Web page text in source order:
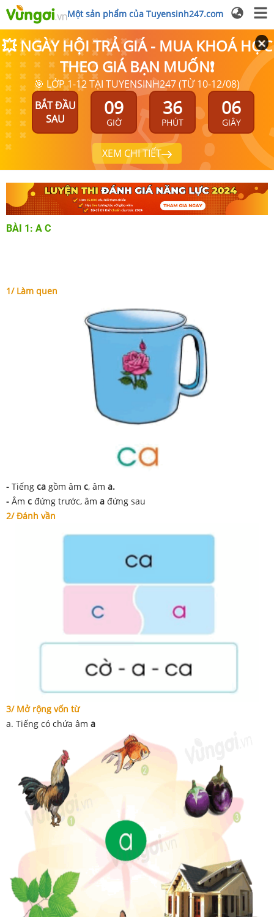
Một sản phẩm của Tuyensinh247.com
💥 NGÀY HỘI TRẢ GIÁ - MUA KHOÁ HỌC
THEO GIÁ BẠN MUỐN❗
🎯 LỚP 1-12 TẠI TUYENSINH247 (TỪ 10-12/08)
BẮT ĐẦU
SAU
09
GIỜ
36
PHÚT
05
GIÂY
XEM CHI TIẾT
BÀI 1: A C
1/ Làm quen
- Tiếng ca gồm âm c, âm a.
- Âm c đứng trước, âm a đứng sau
2/ Đánh vần
3/ Mở rộng vốn từ
a. Tiếng có chứa âm a